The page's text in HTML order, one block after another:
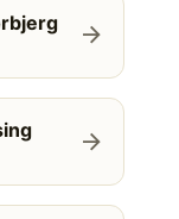
arrow_forward
arrow_forward